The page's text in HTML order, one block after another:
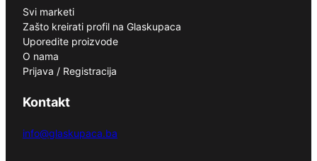
Svi marketi
Zašto kreirati profil na Glaskupaca
Uporedite proizvode
O nama
Prijava / Registracija
Kontakt
info@glaskupaca.ba